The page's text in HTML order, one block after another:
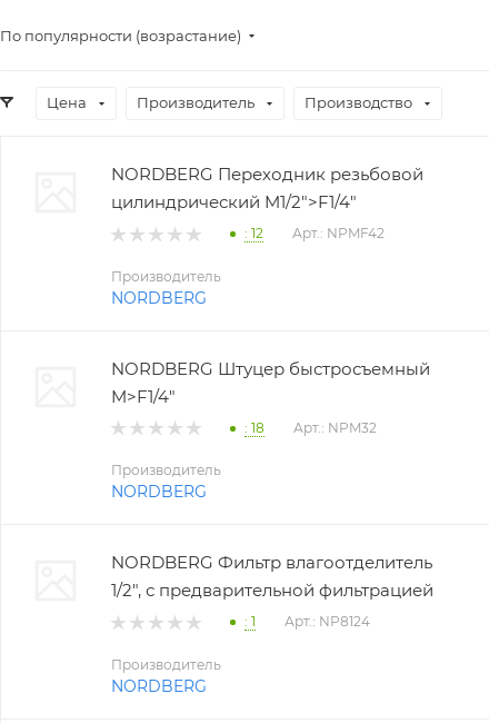
По популярности (возрастание)
Цена Производитель Производство
NORDBERG Переходник резьбовой
цилиндрический M1/2">F1/4"
: 12 Арт.: NPMF42
Производитель
NORDBERG
NORDBERG Штуцер быстросъемный
M>F1/4"
: 18 Арт.: NPM32
Производитель
NORDBERG
NORDBERG Фильтр влагоотделитель
1/2", с предварительной фильтрацией
: 1 Арт.: NP8124
Производитель
NORDBERG